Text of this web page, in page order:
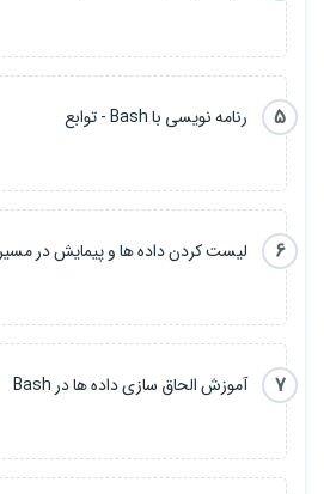
5
رنامه نویسی با Bash - توابع
6
لیست کردن داده ها و پیمایش در
7
آموزش الحاق سازی داده ها در Bash